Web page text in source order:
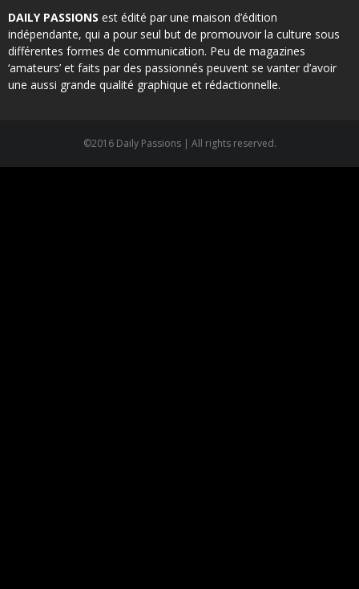
DAILY PASSIONS est édité par une maison d’édition
indépendante, qui a pour seul but de promouvoir la culture sous
différentes formes de communication. Peu de magazines
‘amateurs’ et faits par des passionnés peuvent se vanter d’avoir
une aussi grande qualité graphique et rédactionnelle.
©2016 Daily Passions | All rights reserved.